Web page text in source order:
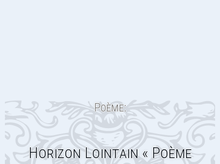
Poème:
Horizon Lointain « Poème